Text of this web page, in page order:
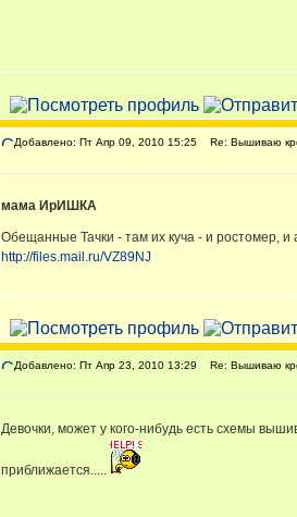
Добавлено: Пт Апр 09, 2010 15:25 Re: Вышиваю
мама ИрИШКА
Обещанные Тачки - там их куча - и ростомер,
http://files.mail.ru/VZ89NJ
Добавлено: Пт Апр 23, 2010 13:29 Re: Вышиваю
Девочки, может у кого-нибудь есть схемы
приближается.....